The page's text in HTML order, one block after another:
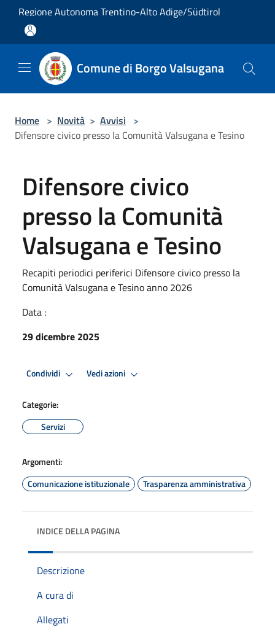
Salta al contenuto principale
Regione Autonoma Trentino-Alto Adige/Südtirol
Comune di Borgo Valsugana
Home > Novità > Avvisi >
Difensore civico presso la Comunità Valsugana e Tesino
Difensore civico
presso la Comunità
Valsugana e Tesino
Recapiti periodici periferici Difensore civico presso la
Comunità Valsugana e Tesino anno 2026
Data :
29 dicembre 2025
Condividi Vedi azioni
Categorie:
Servizi
Argomenti:
Comunicazione istituzionale
Trasparenza amministrativa
INDICE DELLA PAGINA
Descrizione
A cura di
Allegati